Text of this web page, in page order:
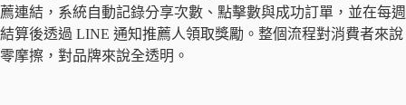
薦連結，系統自動記錄分享次數、點擊數與成功訂單，並在每週
結算後透過 LINE 通知推薦人領取獎勵。整個流程對消費者來說
零摩擦，對品牌來說全透明。